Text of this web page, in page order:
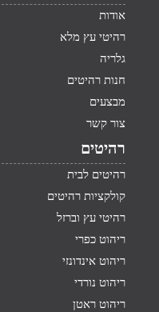
אודות
רהיטי עץ מלא
גלריה
חנות רהיטים
מבצעים
צור קשר
רהיטים
רהיטים לבית
קולקציות רהיטים
רהיטי עץ וברזל
ריהוט כפרי
ריהוט אינדונזי
ריהוט נורדי
ריהוט ראטן